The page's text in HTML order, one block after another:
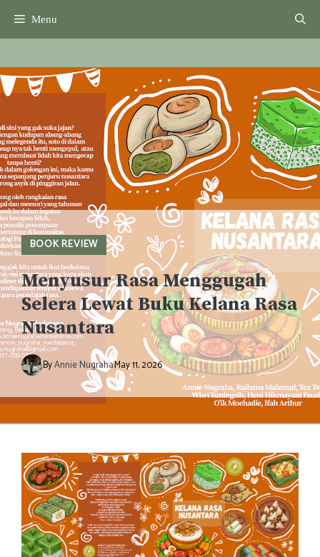
Menu
BOOK REVIEW
Menyusur Rasa Menggugah
Selera Lewat Buku Kelana Rasa
Nusantara
ByAnnie NugrahaMay 11, 2026